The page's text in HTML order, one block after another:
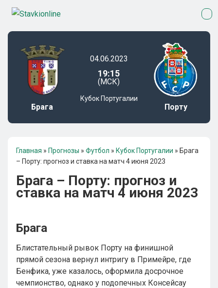
Брага
04.06.2023
19:15
(МСК)
Кубок Португалии
Порту
Главная » Прогнозы » Футбол » Кубок Португалии » Брага
– Порту: прогноз и ставка на матч 4 июня 2023
Брага – Порту: прогноз и
ставка на матч 4 июня 2023
Брага
Блистательный рывок Порту на финишной
прямой сезона вернул интригу в Примейре, где
Бенфика, уже казалось, оформила досрочное
чемпионство, однако у подопечных Консейсау